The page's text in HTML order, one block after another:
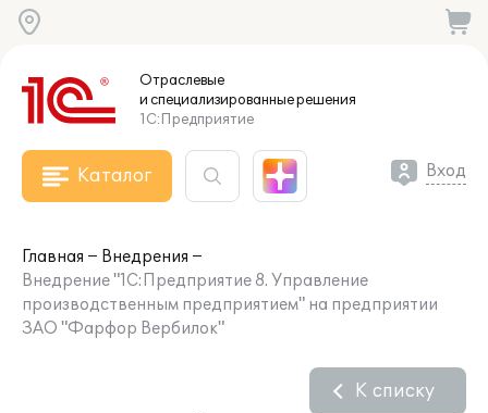
Отраслевые
и специализированныерешения
1С:Предприятие
Каталог Вход
Главная
Внедрения
Внедрение "1С:Предприятие 8. Управление
производственным предприятием" на предприятии
ЗАО "Фарфор Вербилок"
К списку